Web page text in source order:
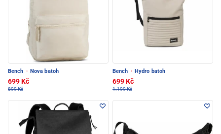
Bench · Nova batoh
699 Kč
899 Kč
Bench · Hydro batoh
699 Kč
1.199 Kč